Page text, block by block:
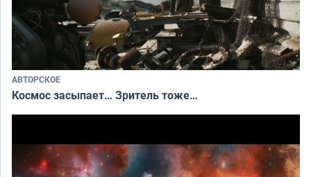
АВТОРСКОЕ
Космос засыпает… Зритель тоже…